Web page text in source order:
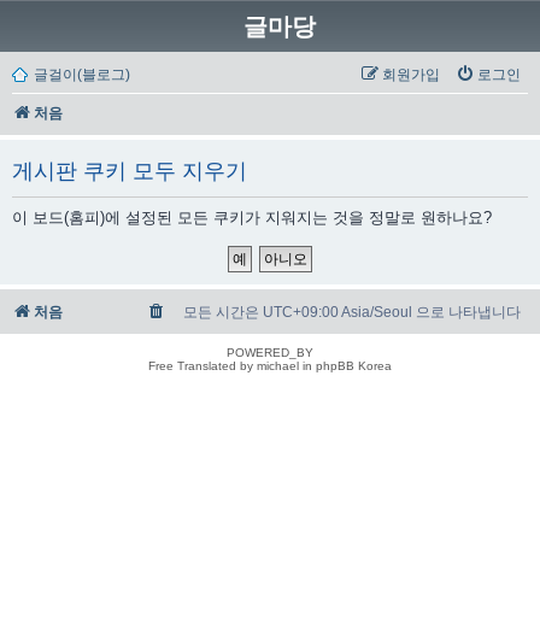
글마당
글걸이(블로그) 로그인
회원가입
처음
게시판 쿠키 모두 지우기
이 보드(홈피)에 설정된 모든 쿠키가 지워지는 것을 정말로 원하나요?
처음 모든 시간은 UTC+09:00 Asia/Seoul 으로 나타냅니다
POWERED_BY
Free Translated by michael in phpBB Korea